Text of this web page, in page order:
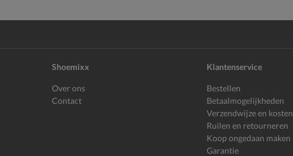
Shoemixx
Over ons
Contact
Klantenservice
Bestellen
Betaalmogelijkheden
Verzendwijze en kosten
Ruilen en retourneren
Koop ongedaan maken
Garantie